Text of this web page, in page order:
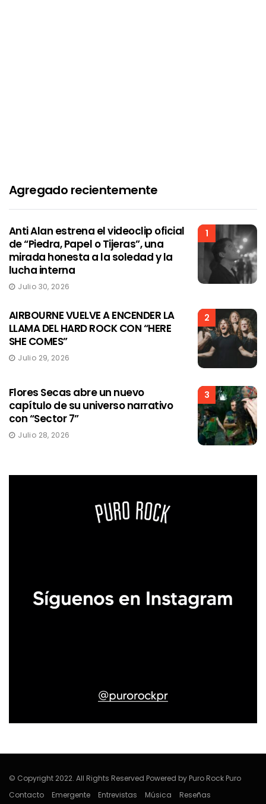
Agregado recientemente
1
Anti Alan estrena el videoclip oficial
de “Piedra, Papel o Tijeras”, una
mirada honesta a la soledad y la
lucha interna
Julio 30, 2026
2
AIRBOURNE VUELVE A ENCENDER LA
LLAMA DEL HARD ROCK CON “HERE
SHE COMES”
Julio 29, 2026
3
Flores Secas abre un nuevo
capítulo de su universo narrativo
con “Sector 7”
Julio 28, 2026
© Copyright 2022. All Rights Reserved Powered by Puro Rock Puro
Contacto
Emergente Entrevistas Música Reseñas